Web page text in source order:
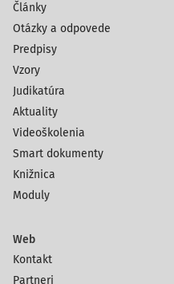
Články
Otázky a odpovede
Predpisy
Vzory
Judikatúra
Aktuality
Videoškolenia
Smart dokumenty
Knižnica
Moduly
Web
Kontakt
Partneri